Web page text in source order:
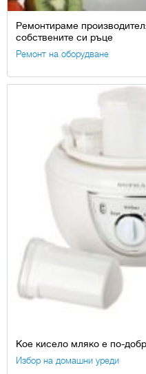
Ремонтираме
собствените си ръце
Ремонт на оборудване
Кое кисело мляко е по-
Избор на домашни уреди